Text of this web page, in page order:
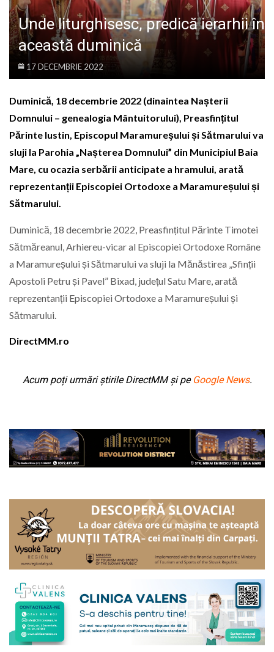
Unde liturghisesc, predică ierarhii în
această duminică
17 DECEMBRIE 2022
Duminică, 18 decembrie 2022 (dinaintea Nașterii
Domnului – genealogia Mântuitorului), Preasfințitul
Părinte Iustin, Episcopul Maramureşului și Sătmarului va
sluji la Parohia „Nașterea Domnului” din Municipiul Baia
Mare, cu ocazia serbării anticipate a hramului, arată
reprezentanții Episcopiei Ortodoxe a Maramureșului și
Sătmarului.
Duminică, 18 decembrie 2022, Preasfințitul Părinte Timotei
Sătmăreanul, Arhiereu-vicar al Episcopiei Ortodoxe Române
a Maramureșului și Sătmarului va sluji la Mănăstirea „Sfinții
Apostoli Petru și Pavel” Bixad, județul Satu Mare, arată
reprezentanții Episcopiei Ortodoxe a Maramureșului și
Sătmarului.
DirectMM.ro
Acum poți urmări știrile DirectMM și pe Google News.